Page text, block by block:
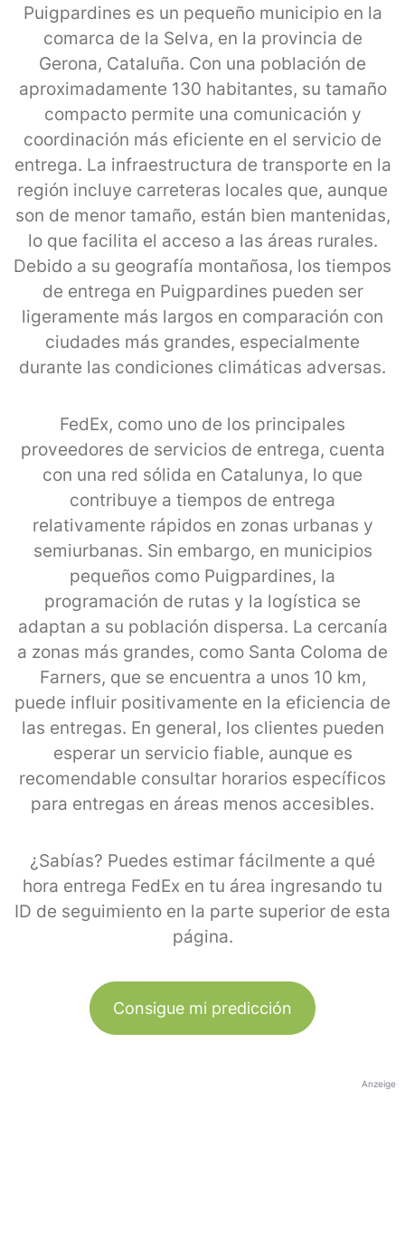
Puigpardines es un pequeño municipio en la
comarca de la Selva, en la provincia de
Gerona, Cataluña. Con una población de
aproximadamente 130 habitantes, su tamaño
compacto permite una comunicación y
coordinación más eficiente en el servicio de
entrega. La infraestructura de transporte en la
región incluye carreteras locales que, aunque
son de menor tamaño, están bien mantenidas,
lo que facilita el acceso a las áreas rurales.
Debido a su geografía montañosa, los tiempos
de entrega en Puigpardines pueden ser
ligeramente más largos en comparación con
ciudades más grandes, especialmente
durante las condiciones climáticas adversas.
FedEx, como uno de los principales
proveedores de servicios de entrega, cuenta
con una red sólida en Catalunya, lo que
contribuye a tiempos de entrega
relativamente rápidos en zonas urbanas y
semiurbanas. Sin embargo, en municipios
pequeños como Puigpardines, la
programación de rutas y la logística se
adaptan a su población dispersa. La cercanía
a zonas más grandes, como Santa Coloma de
Farners, que se encuentra a unos 10 km,
puede influir positivamente en la eficiencia de
las entregas. En general, los clientes pueden
esperar un servicio fiable, aunque es
recomendable consultar horarios específicos
para entregas en áreas menos accesibles.
¿Sabías? Puedes estimar fácilmente a qué
hora entrega FedEx en tu área ingresando tu
ID de seguimiento en la parte superior de esta
página.
Consigue mi predicción
Anzeige